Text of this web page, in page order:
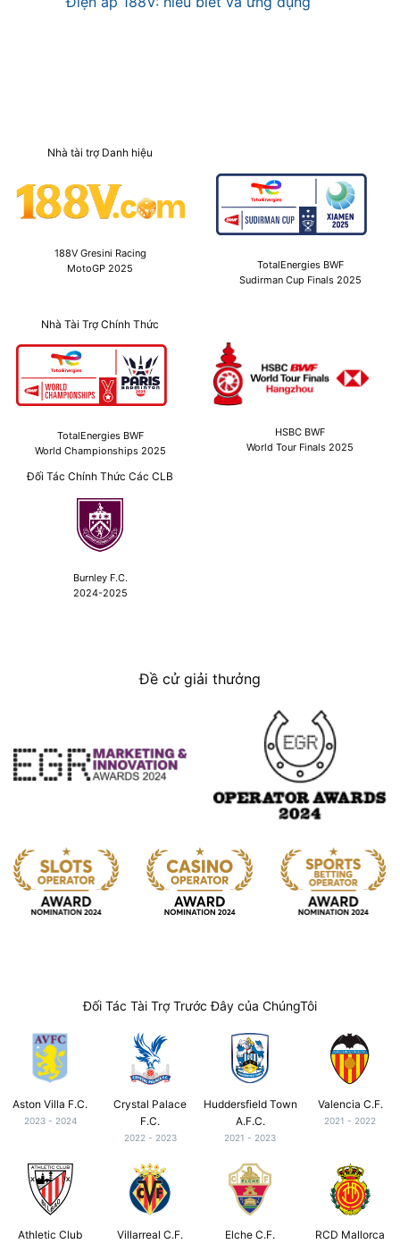
Nhà tài trợ Danh hiệu
188V Gresini Racing
MotoGP 2025
TotalEnergies BWF
Sudirman Cup Finals 2025
Nhà Tài Trợ Chính Thức
TotalEnergies BWF
World Championships 2025
HSBC BWF
World Tour Finals 2025
Đối Tác Chính Thức Các CLB
Burnley F.C.
2024-2025
Đề cử giải thưởng
Đối Tác Tài Trợ Trước Đây của ChúngTôi
Aston Villa F.C.
2023 - 2024
Crystal Palace
F.C.
2022 - 2023
Huddersfield Town
A.F.C.
2021 - 2023
Valencia C.F.
2021 - 2022
Athletic Club Villarreal C.F. Elche C.F. RCD Mallorca